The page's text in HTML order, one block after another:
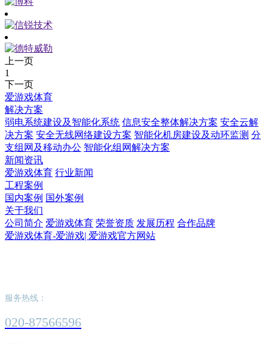
上一页
1
下一页
爱游戏体育
解决方案
弱电系统建设及智能化系统 信息安全整体解决方案 安全云解
决方案 安全无线网络建设方案 智能化机房建设及动环监测 分
支组网及移动办公 智能化组网解决方案
新闻资讯
爱游戏体育 行业新闻
工程案例
国内案例 国外案例
关于我们
公司简介 爱游戏体育 荣誉资质 发展历程 合作品牌
爱游戏体育-爱游戏| 爱游戏官方网站
服务热线：
020-87566596